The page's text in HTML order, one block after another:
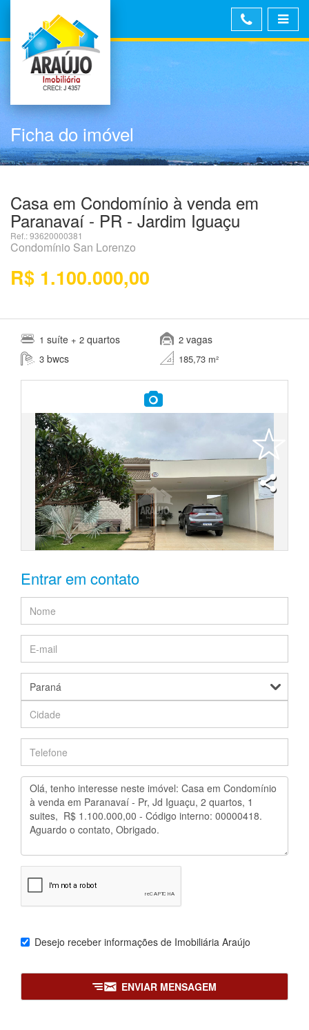
Ficha do imóvel
Casa em Condomínio à venda em
Paranavaí - PR - Jardim Iguaçu
Ref.: 93620000381
Condomínio San Lorenzo
R$ 1.100.000,00
1 suíte + 2 quartos
3 bwcs
2 vagas
185,73 m²
Entrar em contato
Desejo receber informações de Imobiliária Araújo
ENVIAR MENSAGEM